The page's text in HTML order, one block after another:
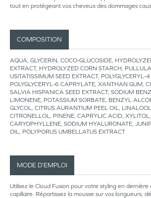
tout en protégeant vos cheveux des dommages
COMPOSITION
AQUA, GLYCERIN, COCO-GLUCOSIDE,
EXTRACT, HYDROLYZED CORN STARCH,
USITATISSIMUM SEED EXTRACT, POLYGLYCERYL-
POLYGLYCERYL-6 CAPRYLATE, XANTHAN GUM,
SALVIA HISPANICA SEED EXTRACT, SODIUM
LIMONENE, POTASSIUM SORBATE, BENZYL
GLYCOL, CITRUS AURANTIUM PEEL OIL,
CITRONELLOL, PINENE, CAPRYLIC ACID,
CARYOPHYLLENE, SODIUM HYALURONATE,
OIL, POLYPORUS UMBELLATUS EXTRACT
MODE D’EMPLOI
Utilisez le Cloud Fusion pour votre styling en
capillaire. Répartissez la mousse sur vos longueurs,